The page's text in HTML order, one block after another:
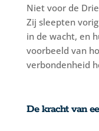
Niet voor de
Zij sleepten
in de wacht, en
voorbeeld van
verbondenheid
De kracht van